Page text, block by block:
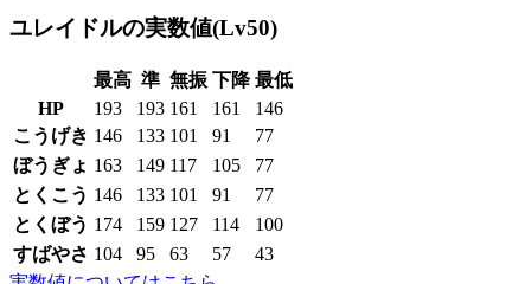
ユレイドルの実数値(Lv50)
最高 準 無振 下降 最低
HP
193 193 161 161
146
こうげき 146 133 101 91
77
ぼうぎょ 163 149 117 105
77
とくこう 146 133 101 91
77
とくぼう 174 159 127 114
100
すばやさ 104 95 63 57
43